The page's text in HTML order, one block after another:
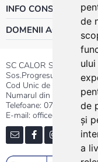
de
de
și
a
INFO CONSUMATOR
DOMENII ACTIVITATE
SC CALOR SRL
Sos.Progresului nr.30-
Cod Unic de
Numarul din Registrul
Telefoane: 0737.23.44.44
E-mail: office@calor.ro